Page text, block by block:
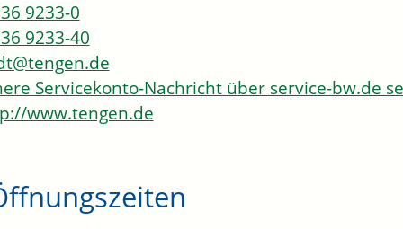
9233-0
9233-40
Servicekonto-Nachricht über service-bw.de
www.tengen.de